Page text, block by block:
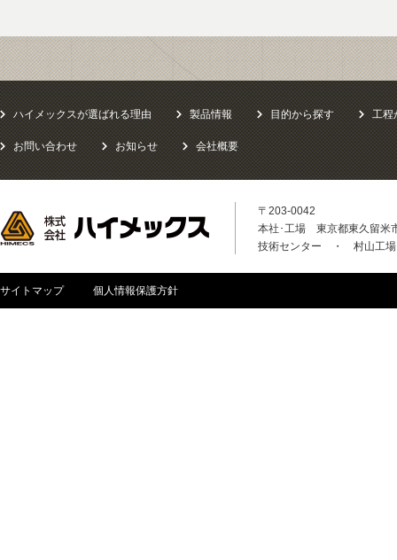
ハイメックスが選ばれる理由 製品情報 目的から探す 工程
お問い合わせ お知らせ 会社概要
〒203-0042
本社･工場 東京都東久留米
技術センター ・ 村山工
サイトマップ 個人情報保護方針